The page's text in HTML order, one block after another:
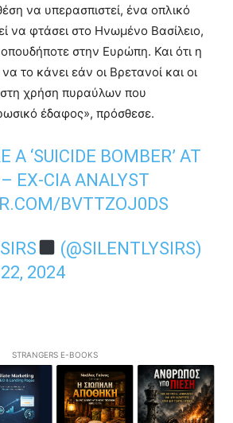
να υπερασπιστεί, ένα οπλικό
να φτάσει στο Ηνωμένο Βασίλειο,
στην Ευρώπη. Και ότι η
το κάνει εάν οι Βρετανοί και οι
στη χρήση πυραύλων που
έδαφος», πρόσθεσε.
A ‘SUICIDE BOMBER’ AT
EX-CIA ANALYST
BVTTZOJ0DS
(@SILENTLYSIRS)
2024
STRANGERS E-BOOKS